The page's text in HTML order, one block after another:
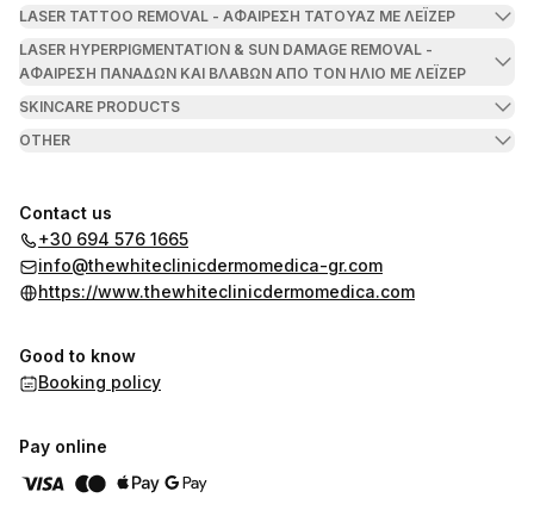
LASER TATTOO REMOVAL - ΑΦΑΙΡΕΣΗ ΤΑΤΟΥΑΖ ΜΕ ΛΕΪΖΕΡ
LASER HYPERPIGMENTATION & SUN DAMAGE REMOVAL -
ΑΦΑΙΡΕΣΗ ΠΑΝΑΔΩΝ ΚΑΙ ΒΛΑΒΩΝ ΑΠΟ ΤΟΝ ΗΛΙΟ ΜΕ ΛΕΪΖΕΡ
SKINCARE PRODUCTS
OTHER
Contact us
+30 694 576 1665
info@thewhiteclinicdermomedica-gr.com
https://www.thewhiteclinicdermomedica.com
Good to know
Booking policy
Pay online